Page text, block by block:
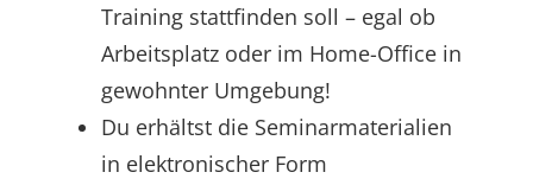
Training stattfinden soll – egal ob
Arbeitsplatz oder im Home-Office in
gewohnter Umgebung!
Du erhältst die Seminarmaterialien
in elektronischer Form